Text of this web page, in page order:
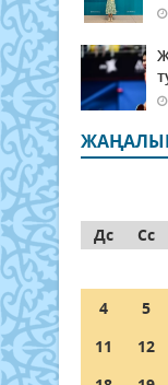
Дс
Сс
4
5
11
12